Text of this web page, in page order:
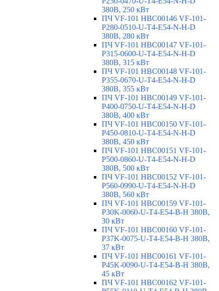
380В, 250 кВт
ПЧ VF-101 HBC00146 VF-101-
P280-0510-U-T4-E54-N-H-D
380В, 280 кВт
ПЧ VF-101 HBC00147 VF-101-
P315-0600-U-T4-E54-N-H-D
380В, 315 кВт
ПЧ VF-101 HBC00148 VF-101-
P355-0670-U-T4-E54-N-H-D
380В, 355 кВт
ПЧ VF-101 HBC00149 VF-101-
P400-0750-U-T4-E54-N-H-D
380В, 400 кВт
ПЧ VF-101 HBC00150 VF-101-
P450-0810-U-T4-E54-N-H-D
380В, 450 кВт
ПЧ VF-101 HBC00151 VF-101-
P500-0860-U-T4-E54-N-H-D
380В, 500 кВт
ПЧ VF-101 HBC00152 VF-101-
P560-0990-U-T4-E54-N-H-D
380В, 560 кВт
ПЧ VF-101 HBC00159 VF-101-
P30K-0060-U-T4-E54-B-H 380В,
30 кВт
ПЧ VF-101 HBC00160 VF-101-
P37K-0075-U-T4-E54-B-H 380В,
37 кВт
ПЧ VF-101 HBC00161 VF-101-
P45K-0090-U-T4-E54-B-H 380В,
45 кВт
ПЧ VF-101 HBC00162 VF-101-